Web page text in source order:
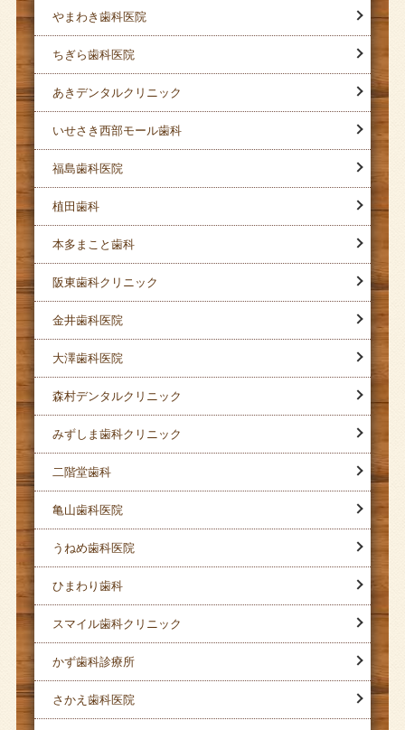
やまわき歯科医院
ちぎら歯科医院
あきデンタルクリニック
いせさき西部モール歯科
福島歯科医院
植田歯科
本多まこと歯科
阪東歯科クリニック
金井歯科医院
大澤歯科医院
森村デンタルクリニック
みずしま歯科クリニック
二階堂歯科
亀山歯科医院
うねめ歯科医院
ひまわり歯科
スマイル歯科クリニック
かず歯科診療所
さかえ歯科医院